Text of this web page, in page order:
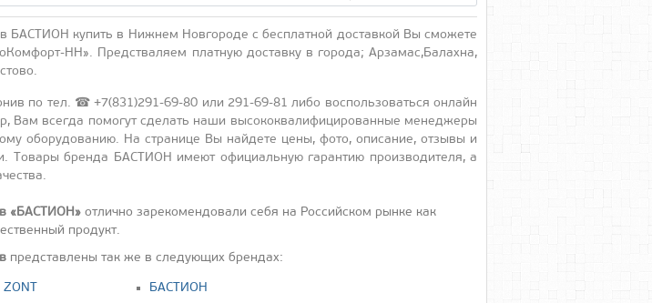
БАС­ТИ­ОН ку­пить в Ниж­нем Нов­го­роде с бес­плат­ной дос­тавкой Вы смо­жете
НН». Предс­тва­ля­ем плат­ную дос­тавку в го­рода; Ар­за­мас,Ба­лах­на,
по тел. ☎ +7(831)291-69-80 или 291-69-81 ли­бо вос­поль­зо­вать­ся он­лайн
Вам всег­да по­могут сде­лать на­ши вы­сокок­ва­лифи­циро­ван­ные ме­нед­же­ры
обо­рудо­ванию. На стра­нице Вы най­де­те це­ны, фо­то, опи­сание, от­зы­вы и
То­вары брен­да БАС­ТИ­ОН име­ют офи­ци­аль­ную га­ран­тию про­из­во­дите­ля, а
«БАСТИОН» отлично зарекомендовали себя на Российском рынке как
продукт.
представлены так же в следующих брендах:
ZONT БАСТИОН